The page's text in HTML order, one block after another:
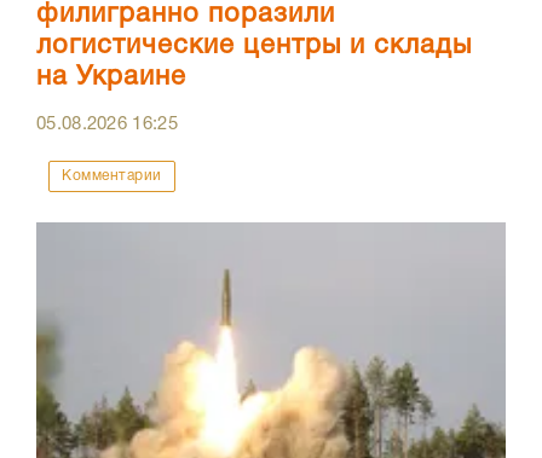
филигранно поразили
логистические центры и склады
на Украине
05.08.2026 16:25
Комментарии